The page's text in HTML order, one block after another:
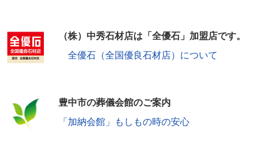
（株）中秀石材店は「全優石」加盟店です。
全優石（全国優良石材店）について
豊中市の葬儀会館のご案内
「加納会館」もしもの時の安心